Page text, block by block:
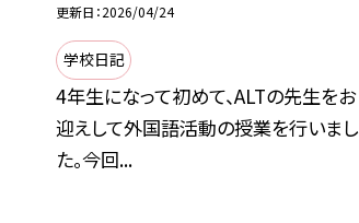
更新日 2026/04/24
学校日記
4年生になって初めて、ALTの先生をお
迎えして外国語活動の授業を行いまし
た。今回...